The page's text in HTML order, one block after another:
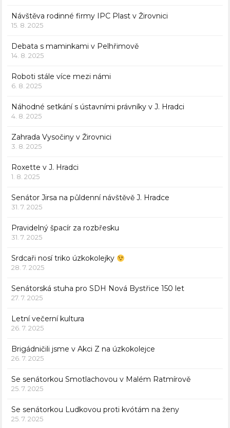
Návštěva rodinné firmy IPC Plast v Žirovnici
15. 8. 2025
Debata s maminkami v Pelhřimově
14. 8. 2025
Roboti stále více mezi námi
6. 8. 2025
Náhodné setkání s ústavními právníky v J. Hradci
4. 8. 2025
Zahrada Vysočiny v Žirovnici
3. 8. 2025
Roxette v J. Hradci
1. 8. 2025
Senátor Jirsa na půldenní návštěvě J. Hradce
31. 7. 2025
Pravidelný špacír za rozbřesku
31. 7. 2025
Srdcaři nosí triko úzkokolejky
28. 7. 2025
Senátorská stuha pro SDH Nová Bystřice 150 let
27. 7. 2025
Letní večerní kultura
26. 7. 2025
Brigádničili jsme v Akci Z na úzkokolejce
26. 7. 2025
Se senátorkou Smotlachovou v Malém Ratmírově
25. 7. 2025
Se senátorkou Ludkovou proti kvótám na ženy
25. 7. 2025